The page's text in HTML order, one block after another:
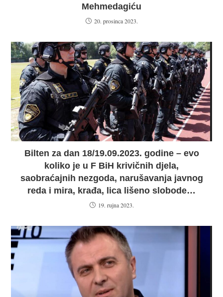
Mehmedagiću
20. prosinca 2023.
Bilten za dan 18/19.09.2023. godine – evo
koliko je u F BiH krivičnih djela,
saobraćajnih nezgoda, narušavanja javnog
reda i mira, krađa, lica lišeno slobode…
19. rujna 2023.